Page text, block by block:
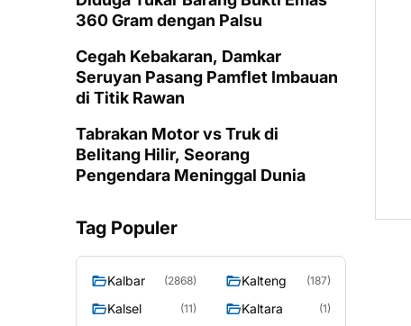
360 Gram dengan Palsu
Cegah Kebakaran, Damkar
Seruyan Pasang Pamflet Imbauan
di Titik Rawan
Tabrakan Motor vs Truk di
Belitang Hilir, Seorang
Pengendara Meninggal Dunia
Tag Populer
Kalbar (2868) Kalteng (187)
Kalsel (11) Kaltara (1)